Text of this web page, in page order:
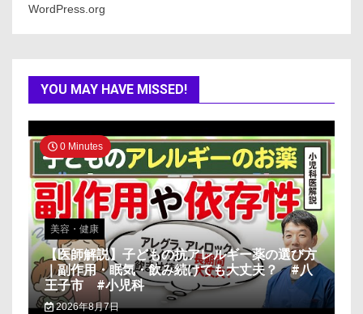
WordPress.org
YOU MAY HAVE MISSED!
0 Minutes
美容・健康
【医師解説】子どもの抗アレルギー薬の選び方
｜副作用・眠気・飲み続けても大丈夫？ #八
王子市 #小児科
2026年8月7日